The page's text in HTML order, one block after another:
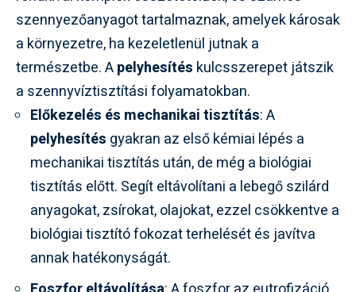
szennyezőanyagot tartalmaznak, amelyek károsak
a környezetre, ha kezeletlenül jutnak a
természetbe. Apelyhesítés kulcsszerepet játszik
a szennyvíztisztítási folyamatokban.
Előkezelés és mechanikai tisztítás: A
pelyhesítés gyakran az első kémiai lépés a
mechanikai tisztítás után, de még a biológiai
tisztítás előtt. Segít eltávolítani a lebegő szilárd
anyagokat, zsírokat, olajokat, ezzel csökkentve a
biológiai tisztító fokozat terhelését és javítva
annak hatékonyságát.